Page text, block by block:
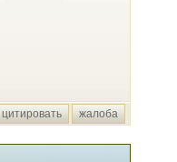
цитировать жалоба